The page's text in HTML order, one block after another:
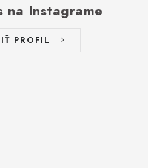
na Instagrame
PROFIL